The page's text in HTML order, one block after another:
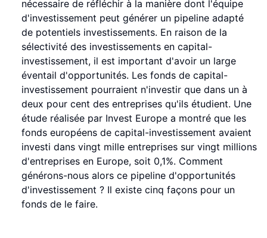
nécessaire de réfléchir à la manière dont l'équipe
d'investissement peut générer un pipeline adapté
de potentiels investissements. En raison de la
sélectivité des investissements en capital-
investissement, il est important d'avoir un large
éventail d'opportunités. Les fonds de capital-
investissement pourraient n'investir que dans un à
deux pour cent des entreprises qu'ils étudient. Une
étude réalisée par Invest Europe a montré que les
fonds européens de capital-investissement avaient
investi dans vingt mille entreprises sur vingt millions
d'entreprises en Europe, soit 0,1%. Comment
générons-nous alors ce pipeline d'opportunités
d'investissement ? Il existe cinq façons pour un
fonds de le faire.